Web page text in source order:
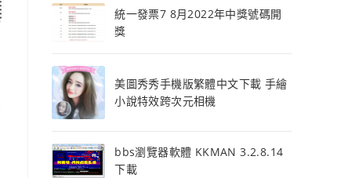
統一發票7 8月2022年中獎號碼開
獎
美圖秀秀手機版繁體中文下載 手繪
小說特效跨次元相機
bbs瀏覽器軟體 KKMAN 3.2.8.14
下載